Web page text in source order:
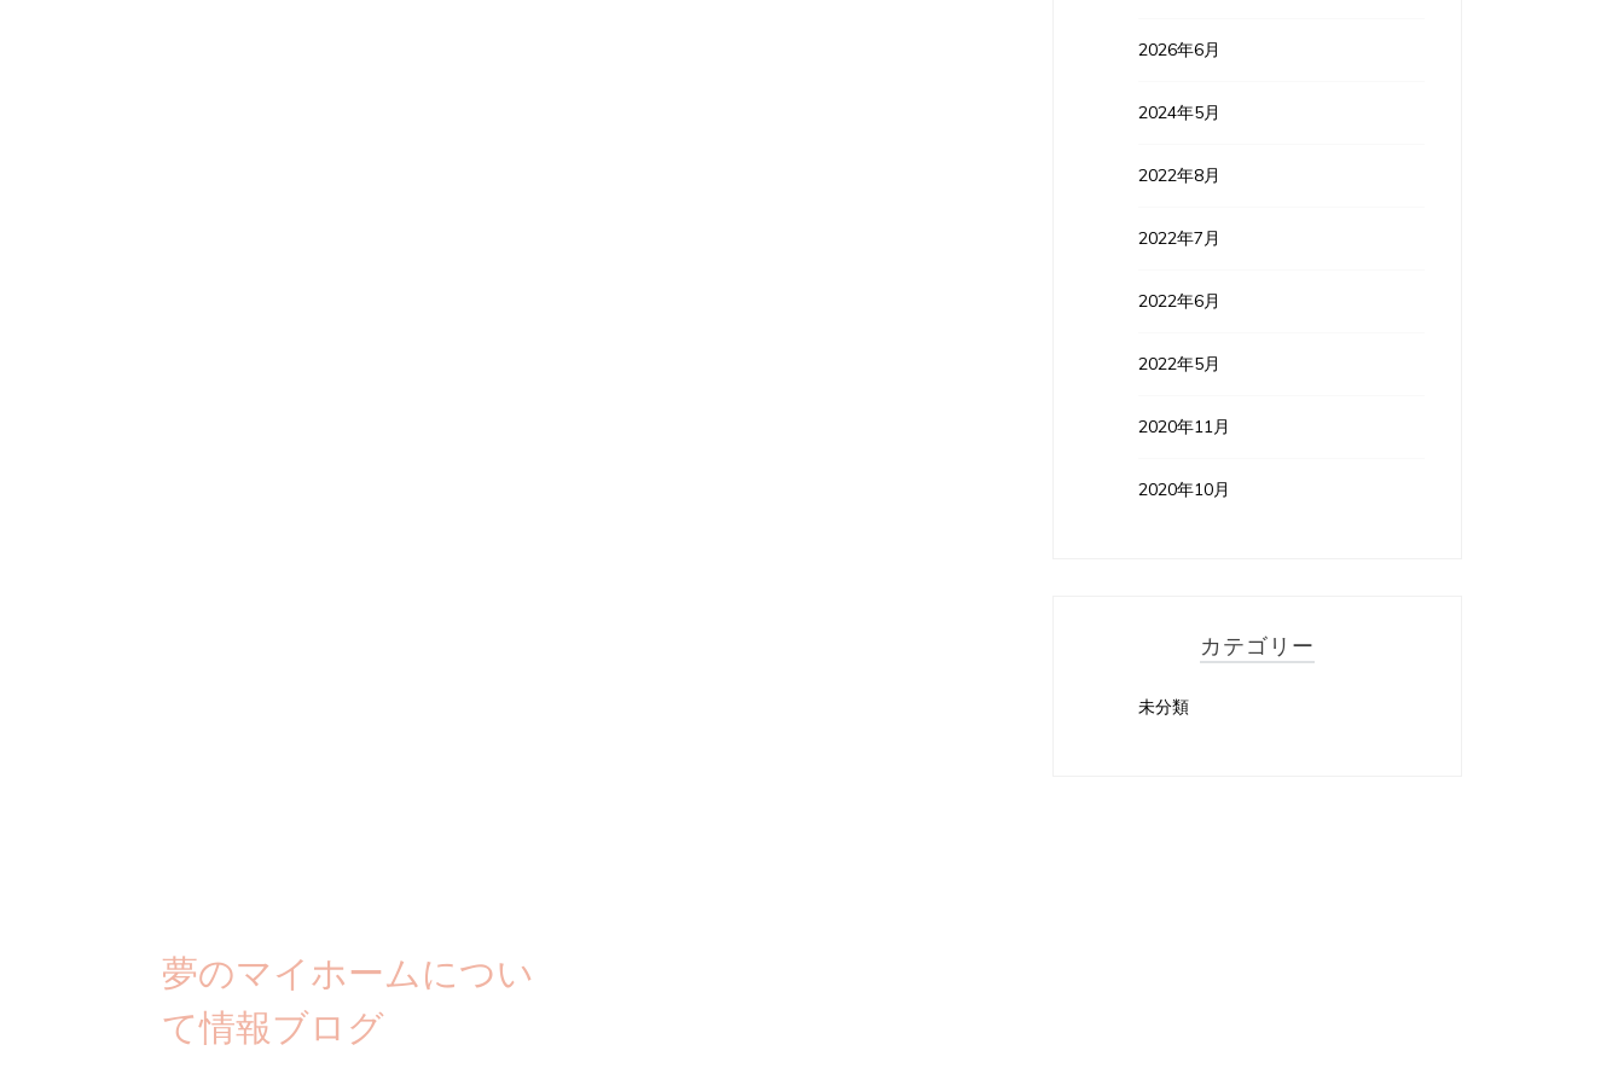
2026年6月
2024年5月
2022年8月
2022年7月
2022年6月
2022年5月
2020年11月
2020年10月
カテゴリー
未分類
夢のマイホームについ
て情報ブログ